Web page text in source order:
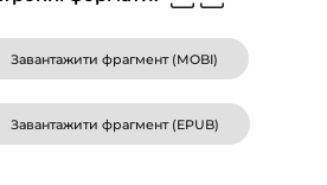
Завантажити фрагмент (MOBI)
Завантажити фрагмент (EPUB)